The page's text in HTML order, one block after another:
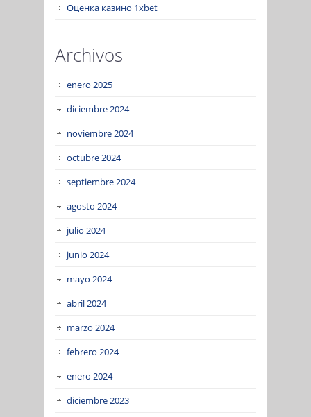
Оценка казино 1xbet
Archivos
enero 2025
diciembre 2024
noviembre 2024
octubre 2024
septiembre 2024
agosto 2024
julio 2024
junio 2024
mayo 2024
abril 2024
marzo 2024
febrero 2024
enero 2024
diciembre 2023